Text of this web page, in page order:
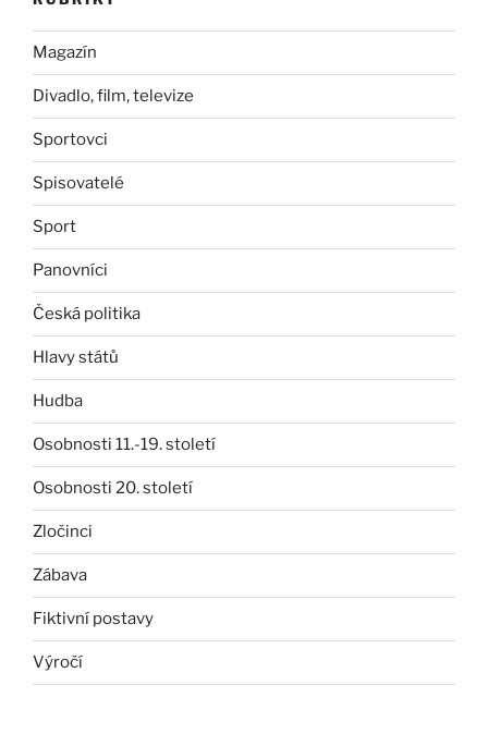
Magazín
Divadlo, film, televize
Sportovci
Spisovatelé
Sport
Panovníci
Česká politika
Hlavy států
Hudba
Osobnosti 11.-19. století
Osobnosti 20. století
Zločinci
Zábava
Fiktivní postavy
Výročí